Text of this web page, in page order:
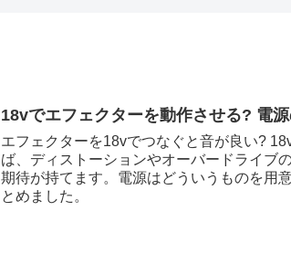
18vでエフェクターを動作させる? 電
エフェクターを18vでつなぐと音が良い?
ば、ディストーションやオーバードライブ
期待が持てます。電源はどういうものを用
とめました。